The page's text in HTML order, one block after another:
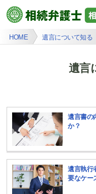
HOME 遺言について知る
遺言
遺言書の
か？
遺言執行
要なケー